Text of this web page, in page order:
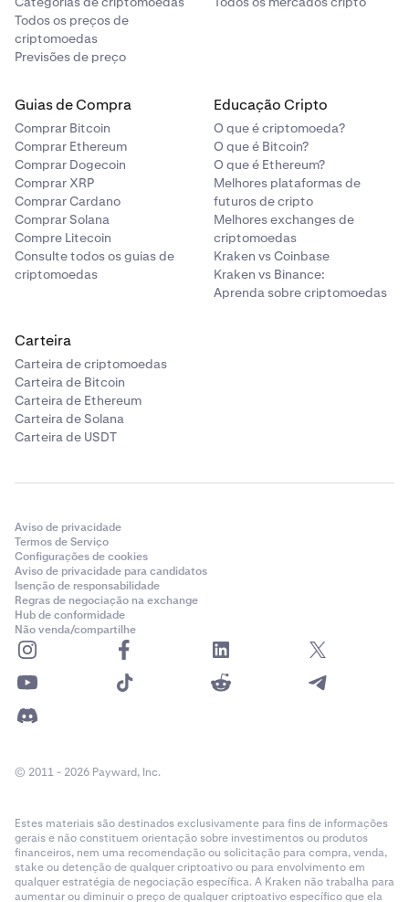
Todos os preços de
criptomoedas
Previsões de preço
Guias de Compra
Comprar Bitcoin
Comprar Ethereum
Comprar Dogecoin
Comprar XRP
Comprar Cardano
Comprar Solana
Compre Litecoin
Consulte todos os guias de
criptomoedas
Educação Cripto
O que é criptomoeda?
O que é Bitcoin?
O que é Ethereum?
Melhores plataformas de
futuros de cripto
Melhores exchanges de
criptomoedas
Kraken vs Coinbase
Kraken vs Binance:
Aprenda sobre criptomoedas
Carteira
Carteira de criptomoedas
Carteira de Bitcoin
Carteira de Ethereum
Carteira de Solana
Carteira de USDT
Aviso de privacidade
Termos de Serviço
Configurações de cookies
Aviso de privacidade para candidatos
Isenção de responsabilidade
Regras de negociação na exchange
Hub de conformidade
Não venda/compartilhe
© 2011 - 2026 Payward, Inc.
Estes materiais são destinados exclusivamente para fins de informações
gerais e não constituem orientação sobre investimentos ou produtos
financeiros, nem uma recomendação ou solicitação para compra, venda,
stake ou detenção de qualquer criptoativo ou para envolvimento em
qualquer estratégia de negociação específica. A Kraken não trabalha para
aumentar ou diminuir o preço de qualquer criptoativo específico que ela